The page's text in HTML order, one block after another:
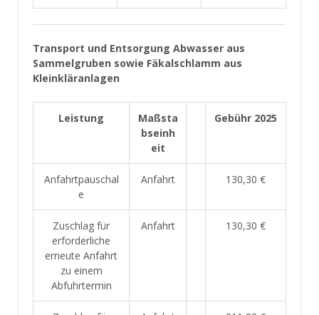
Transport und Entsorgung Abwasser aus
Sammelgruben sowie Fäkalschlamm aus
Kleinkläranlagen
Leistung
Maßsta
bseinh
eit
Gebühr 2025
Anfahrtpauschal
e
Anfahrt 130,30 €
Zuschlag für
erforderliche
erneute Anfahrt
zu einem
Abfuhrtermin
Anfahrt 130,30 €